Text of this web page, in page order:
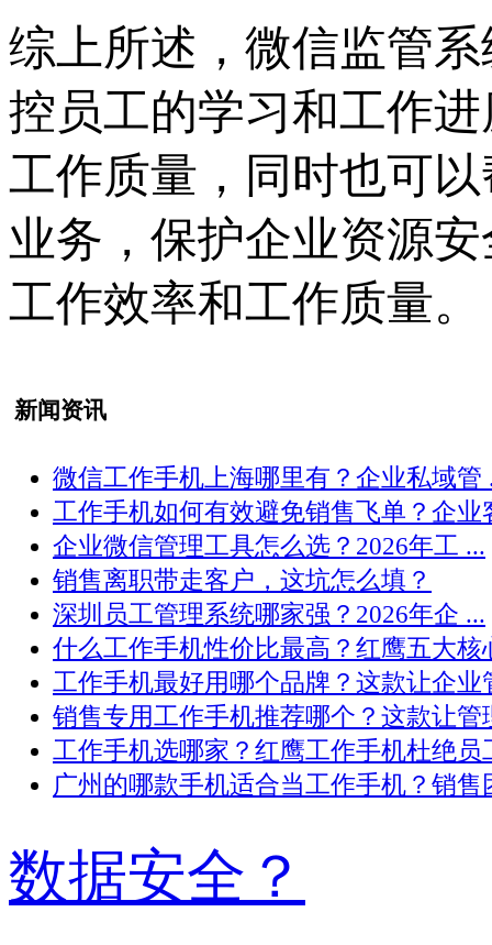
综上所述，微信监管
控员工的学习和工作
工作质量，同时也可
业务，保护企业资源
工作效率和工作质量。
新闻资讯
微信工作手机上海哪里有？企业私域管
工作手机如何有效避免销售飞单？企业
企业微信管理工具怎么选？2026年工 ...
销售离职带走客户，这坑怎么填？
深圳员工管理系统哪家强？2026年企 ...
什么工作手机性价比最高？红鹰五大核
工作手机最好用哪个品牌？这款让企业
销售专用工作手机推荐哪个？这款让管
工作手机选哪家？红鹰工作手机杜绝员
广州的哪款手机适合当工作手机？销售
数据安全？